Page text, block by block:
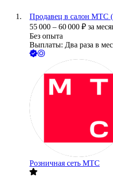
Продавец в салон МТС
55 000 – 60 000 ₽ за
Без опыта
Выплаты: Два раза в
Розничная сеть МТС